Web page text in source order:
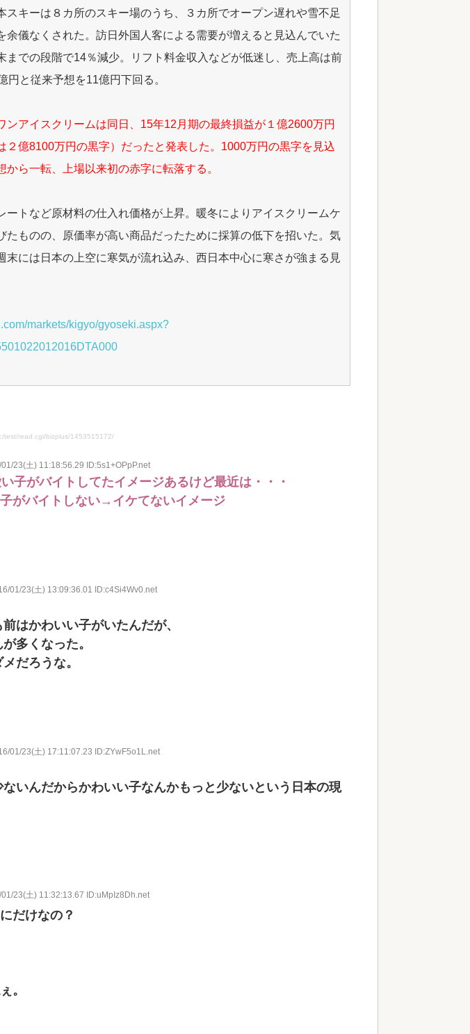
スキーは８カ所のスキー場のうち、３カ所でオープン遅れや雪不足
余儀なくされた。訪日外国人客による需要が増えると見込んでいた
までの段階で14％減少。リフト料金収入などが低迷し、売上高は前
円と従来予想を11億円下回る。
ンアイスクリームは同日、15年12月期の最終損益が１億2600万円
２億8100万円の黒字）だったと発表した。1000万円の黒字を見込
から一転、上場以来初の赤字に転落する。
ートなど原材料の仕入れ価格が上昇。暖冬によりアイスクリームケ
たものの、原価率が高い商品だったために採算の低下を招いた。気
末には日本の上空に寒気が流れ込み、西日本中心に寒さが強まる見
markets/kigyo/gyoseki.aspx?
test/read.cgi/bizplus/1453515172/
23(土) 11:18:56.29 ID:5s1+OPpP.net
子がバイトしてたイメージあるけど最近は・・・
がバイトしない→イケてないイメージ
01/23(土) 13:09:36.01 ID:c4Si4Wv0.net
はかわいい子がいたんだが、
多くなった。
だろうな。
01/23(土) 17:11:07.23 ID:ZYwF5o1L.net
いんだからかわいい子なんかもっと少ないという日本の現
23(土) 11:32:13.67 ID:uMpIz8Dh.net
だけなの？
。